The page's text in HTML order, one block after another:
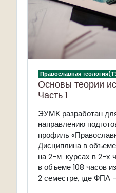
Православная
Основы теории
Часть 1
ЭУМК разработан
направлению
профиль
Дисциплина в объеме
на 2-м курсах в 2-х
в объеме 108 часов
2 семестре, где ФПА